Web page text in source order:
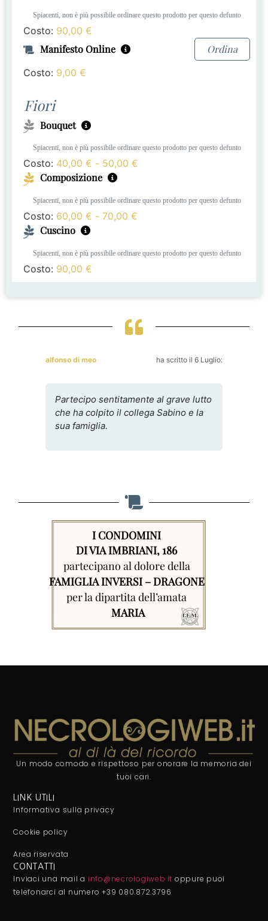
Spiacenti, non è più possibile ordinare questo prodotto per questo defunto
Costo: 90,00 €
Manifesto Online Ordina
Costo: 9,00 €
Fiori
Bouquet
Spiacenti, non è più possibile ordinare questo prodotto per questo defunto
Costo: 40,00 € - 50,00 €
Composizione
Spiacenti, non è più possibile ordinare questo prodotto per questo defunto
Costo: 60,00 € - 70,00 €
Cuscino
Spiacenti, non è più possibile ordinare questo prodotto per questo defunto
Costo: 90,00 €
alfonso di meo ha scritto il 6 Luglio:
Partecipo sentitamente al grave lutto
che ha colpito il collega Sabino e la
sua famiglia.
I CONDOMINI
DI VIA IMBRIANI, 186
partecipano al dolore della
FAMIGLIA INVERSI – DRAGONE
per la dipartita dell’amata
MARIA
Un modo comodo e rispettoso per onorare la memoria dei
tuoi cari.
LINK UTILI
Informativa sulla privacy
Cookie policy
Area riservata
CONTATTI
Inviaci una mail a info@necrologiweb.it oppure puoi
telefonarci al numero +39 080.872.3796